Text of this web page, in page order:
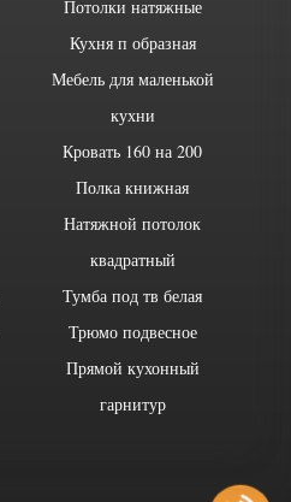
Потолки натяжные
Кухня п образная
Мебель для маленькой
кухни
Кровать 160 на 200
Полка книжная
Натяжной потолок
квадратный
Тумба под тв белая
Трюмо подвесное
Прямой кухонный
гарнитур